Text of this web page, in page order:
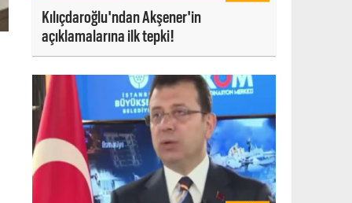
Kılıçdaroğlu'ndan Akşener'in
açıklamalarına ilk tepki!